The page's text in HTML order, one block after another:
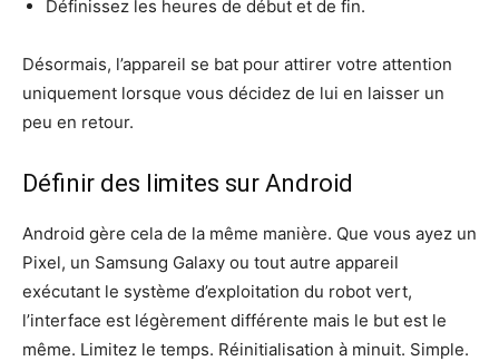
Définissez les heures de début et de fin.
Désormais, l’appareil se bat pour attirer votre attention
uniquement lorsque vous décidez de lui en laisser un
peu en retour.
Définir des limites sur Android
Android gère cela de la même manière. Que vous ayez un
Pixel, un Samsung Galaxy ou tout autre appareil
exécutant le système d’exploitation du robot vert,
l’interface est légèrement différente mais le but est le
même. Limitez le temps. Réinitialisation à minuit. Simple.